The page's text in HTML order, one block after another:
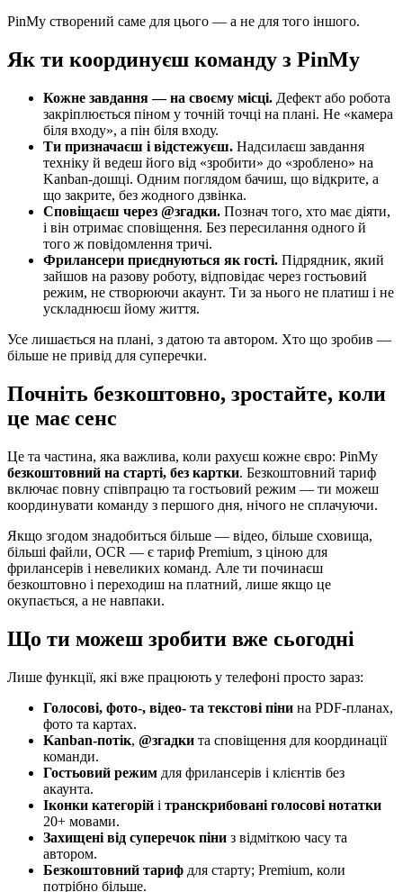
PinMy створений саме для цього — а не для того іншого.
Як ти координуєш команду з PinMy
Кожне завдання — на своєму місці. Дефект або робота
закріплюється піном у точній точці на плані. Не «камера
біля входу», а пін біля входу.
Ти призначаєш і відстежуєш. Надсилаєш завдання
техніку й ведеш його від «зробити» до «зроблено» на
Kanban-дошці. Одним поглядом бачиш, що відкрите, а
що закрите, без жодного дзвінка.
Сповіщаєш через @згадки. Познач того, хто має діяти,
і він отримає сповіщення. Без пересилання одного й
того ж повідомлення тричі.
Фрилансери приєднуються як гості. Підрядник, який
зайшов на разову роботу, відповідає через гостьовий
режим, не створюючи акаунт. Ти за нього не платиш і не
ускладнюєш йому життя.
Усе лишається на плані, з датою та автором. Хто що зробив —
більше не привід для суперечки.
Почніть безкоштовно, зростайте, коли
це має сенс
Це та частина, яка важлива, коли рахуєш кожне євро: PinMy
безкоштовний на старті, без картки. Безкоштовний тариф
включає повну співпрацю та гостьовий режим — ти можеш
координувати команду з першого дня, нічого не сплачуючи.
Якщо згодом знадобиться більше — відео, більше сховища,
більші файли, OCR — є тариф Premium, з ціною для
фрилансерів і невеликих команд. Але ти починаєш
безкоштовно і переходиш на платний, лише якщо це
окупається, а не навпаки.
Що ти можеш зробити вже сьогодні
Лише функції, які вже працюють у телефоні просто зараз:
Голосові, фото-, відео- та текстові піни на PDF-планах,
фото та картах.
Kanban-потік, @згадки та сповіщення для координації
команди.
Гостьовий режим для фрилансерів і клієнтів без
акаунта.
Іконки категорій і транскрибовані голосові нотатки
20+ мовами.
Захищені від суперечок піни з відміткою часу та
автором.
Безкоштовний тариф для старту; Premium, коли
потрібно більше.